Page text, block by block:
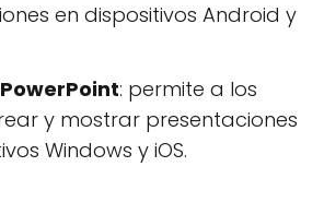
en dispositivos Android y
: permite a los
y mostrar presentaciones
Windows y iOS.